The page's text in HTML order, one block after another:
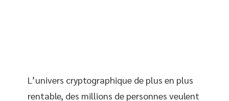
L’univers cryptographique de plus en plus
rentable, des millions de personnes veulent